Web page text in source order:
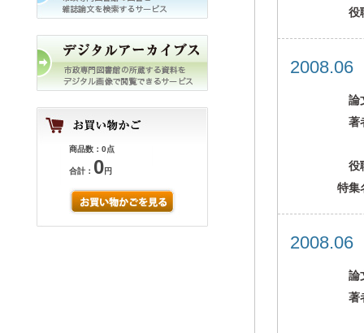
商品数：0点
合計： 0円
役
論
著
役
特集
論
著